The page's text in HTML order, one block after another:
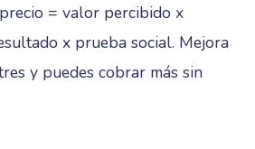
= valor percibido x
x prueba social. Mejora
y puedes cobrar más sin